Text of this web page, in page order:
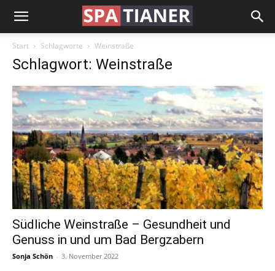
Start Schlagworte Weinstraße
Schlagwort: Weinstraße
Südliche Weinstraße – Gesundheit und
Genuss in und um Bad Bergzabern
Sonja Schön - 3. November 2022